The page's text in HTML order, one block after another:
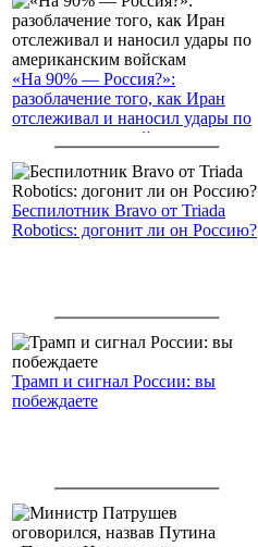
«На 90% — Россия?»:
разоблачение того, как Иран
отслеживал и наносил удары по
американским войскам
Беспилотник Bravo от Triada
Robotics: догонит ли он Россию?
Трамп и сигнал России: вы
побеждаете